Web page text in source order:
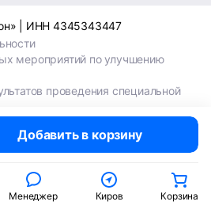
Добавить в корзину
| ИНН 4345343447
мероприятий по улучшению
проведения специальной
проведения специальной
проведения специальной
Менеджер Киров Корзина